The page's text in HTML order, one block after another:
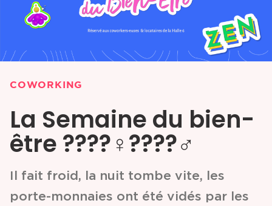
Réseau &
Opportunités
& Espaces
Coopérations
COWORKING
La Semaine du bien-
être ????‍♀️????‍♂️
Il fait froid, la nuit tombe vite, les
porte-monnaies ont été vidés par les